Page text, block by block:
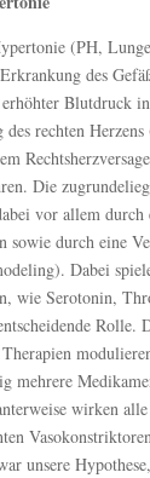
(PH,
des
Blutdruck
des rechten
Die
vor allem durch
sowie durch eine
Dabei
wie Serotonin,
Rolle.
mehrere
wirken
unsere